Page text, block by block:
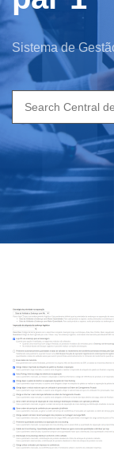
Sistema de
Search
for: